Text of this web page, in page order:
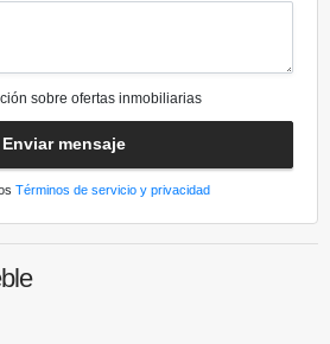
sobre ofertas inmobiliarias
Enviar mensaje
Términos de servicio y privacidad